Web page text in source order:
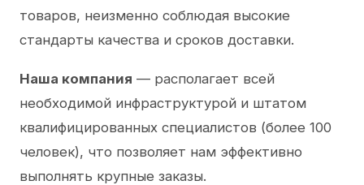
товаров, неизменно соблюдая высокие
стандарты качества и сроков доставки.
Наша компания — располагает всей
необходимой инфраструктурой и штатом
квалифицированных специалистов (более 100
человек), что позволяет нам эффективно
выполнять крупные заказы.